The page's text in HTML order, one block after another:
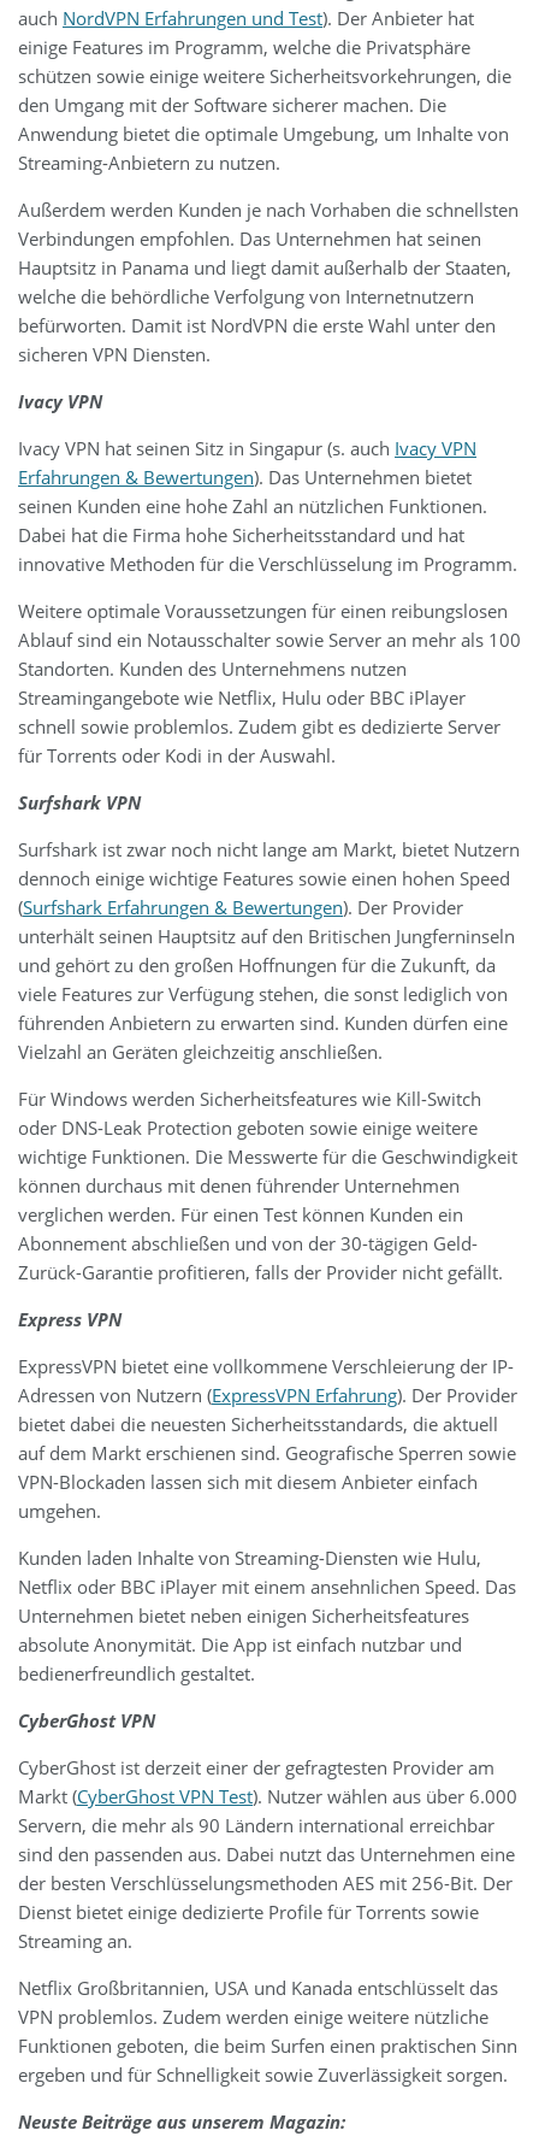
auch NordVPN Erfahrungen und Test). Der Anbieter hat
einige Features im Programm, welche die Privatsphäre
schützen sowie einige weitere Sicherheitsvorkehrungen, die
den Umgang mit der Software sicherer machen. Die
Anwendung bietet die optimale Umgebung, um Inhalte von
Streaming-Anbietern zu nutzen.
Außerdem werden Kunden je nach Vorhaben die schnellsten
Verbindungen empfohlen. Das Unternehmen hat seinen
Hauptsitz in Panama und liegt damit außerhalb der Staaten,
welche die behördliche Verfolgung von Internetnutzern
befürworten. Damit ist NordVPN die erste Wahl unter den
sicheren VPN Diensten.
Ivacy VPN
Ivacy VPN hat seinen Sitz in Singapur (s. auch Ivacy VPN
Erfahrungen & Bewertungen). Das Unternehmen bietet
seinen Kunden eine hohe Zahl an nützlichen Funktionen.
Dabei hat die Firma hohe Sicherheitsstandard und hat
innovative Methoden für die Verschlüsselung im Programm.
Weitere optimale Voraussetzungen für einen reibungslosen
Ablauf sind ein Notausschalter sowie Server an mehr als 100
Standorten. Kunden des Unternehmens nutzen
Streamingangebote wie Netflix, Hulu oder BBC iPlayer
schnell sowie problemlos. Zudem gibt es dedizierte Server
für Torrents oder Kodi in der Auswahl.
Surfshark VPN
Surfshark ist zwar noch nicht lange am Markt, bietet Nutzern
dennoch einige wichtige Features sowie einen hohen Speed
(Surfshark Erfahrungen & Bewertungen). Der Provider
unterhält seinen Hauptsitz auf den Britischen Jungferninseln
und gehört zu den großen Hoffnungen für die Zukunft, da
viele Features zur Verfügung stehen, die sonst lediglich von
führenden Anbietern zu erwarten sind. Kunden dürfen eine
Vielzahl an Geräten gleichzeitig anschließen.
Für Windows werden Sicherheitsfeatures wie Kill-Switch
oder DNS-Leak Protection geboten sowie einige weitere
wichtige Funktionen. Die Messwerte für die Geschwindigkeit
können durchaus mit denen führender Unternehmen
verglichen werden. Für einen Test können Kunden ein
Abonnement abschließen und von der 30-tägigen Geld-
Zurück-Garantie profitieren, falls der Provider nicht gefällt.
Express VPN
ExpressVPN bietet eine vollkommene Verschleierung der IP-
Adressen von Nutzern (ExpressVPN Erfahrung). Der Provider
bietet dabei die neuesten Sicherheitsstandards, die aktuell
auf dem Markt erschienen sind. Geografische Sperren sowie
VPN-Blockaden lassen sich mit diesem Anbieter einfach
umgehen.
Kunden laden Inhalte von Streaming-Diensten wie Hulu,
Netflix oder BBC iPlayer mit einem ansehnlichen Speed. Das
Unternehmen bietet neben einigen Sicherheitsfeatures
absolute Anonymität. Die App ist einfach nutzbar und
bedienerfreundlich gestaltet.
CyberGhost VPN
CyberGhost ist derzeit einer der gefragtesten Provider am
Markt (CyberGhost VPN Test). Nutzer wählen aus über 6.000
Servern, die mehr als 90 Ländern international erreichbar
sind den passenden aus. Dabei nutzt das Unternehmen eine
der besten Verschlüsselungsmethoden AES mit 256-Bit. Der
Dienst bietet einige dedizierte Profile für Torrents sowie
Streaming an.
Netflix Großbritannien, USA und Kanada entschlüsselt das
VPN problemlos. Zudem werden einige weitere nützliche
Funktionen geboten, die beim Surfen einen praktischen Sinn
ergeben und für Schnelligkeit sowie Zuverlässigkeit sorgen.
Neuste Beiträge aus unserem Magazin: